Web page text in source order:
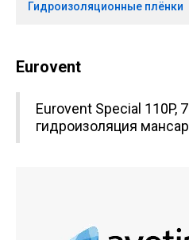
Гидроизоляционные плёнки
Eurovent
Eurovent Special 110P,
гидроизоляция